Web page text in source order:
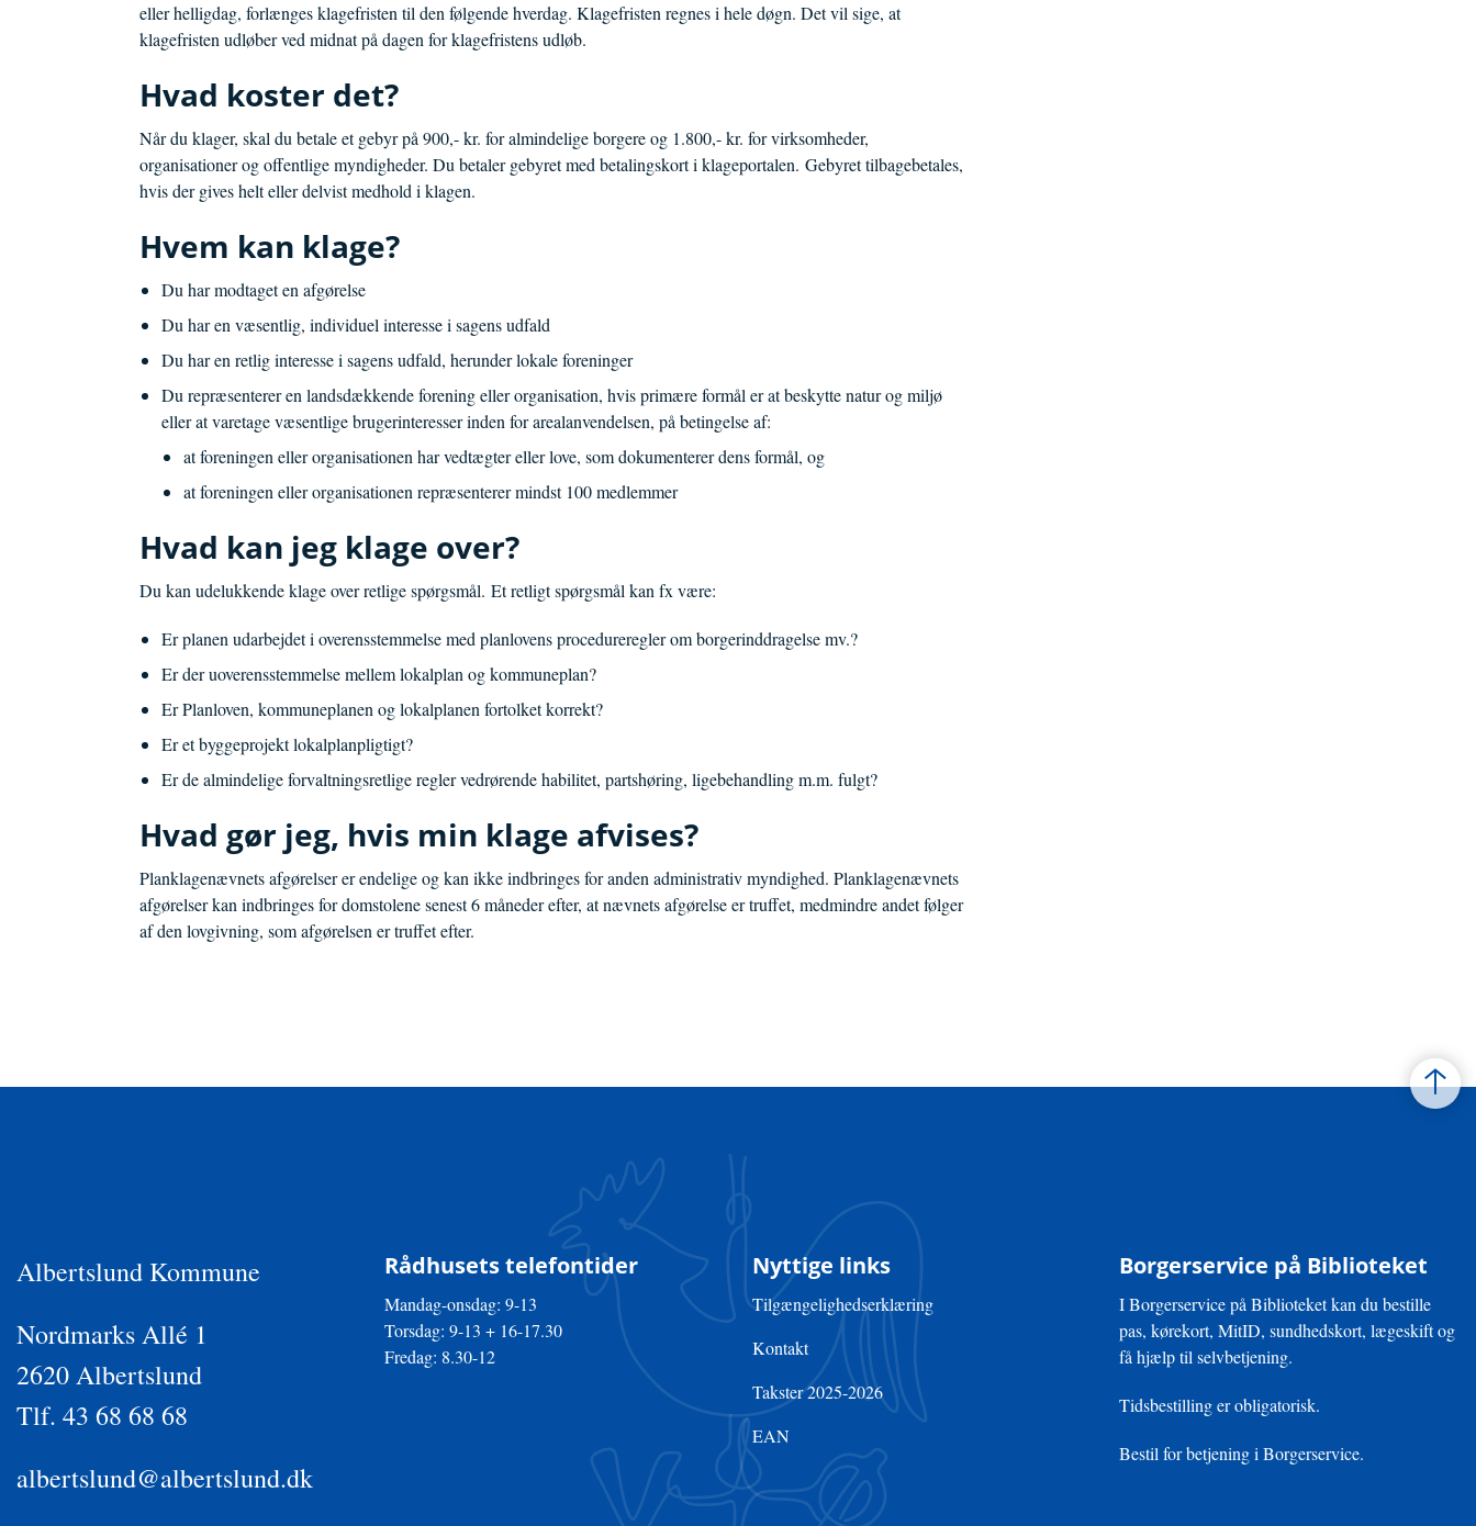
eller helligdag, forlænges klagefristen til den følgende hverdag. Klagefristen regnes i hele døgn. Det vil sige, at
klagefristen udløber ved midnat på dagen for klagefristens udløb.
Hvad koster det?
Når du klager, skal du betale et gebyr på 900,- kr. for almindelige borgere og 1.800,- kr. for virksomheder,
organisationer og offentlige myndigheder. Du betaler gebyret med betalingskort i klageportalen. Gebyret tilbagebetales,
hvis der gives helt eller delvist medhold i klagen.
Hvem kan klage?
Du har modtaget en afgørelse
Du har en væsentlig, individuel interesse i sagens udfald
Du har en retlig interesse i sagens udfald, herunder lokale foreninger
Du repræsenterer en landsdækkende forening eller organisation, hvis primære formål er at beskytte natur og miljø
eller at varetage væsentlige brugerinteresser inden for arealanvendelsen, på betingelse af:
at foreningen eller organisationen har vedtægter eller love, som dokumenterer dens formål, og
at foreningen eller organisationen repræsenterer mindst 100 medlemmer
Hvad kan jeg klage over?
Du kan udelukkende klage over retlige spørgsmål. Et retligt spørgsmål kan fx være:
Er planen udarbejdet i overensstemmelse med planlovens procedureregler om borgerinddragelse mv.?
Er der uoverensstemmelse mellem lokalplan og kommuneplan?
Er Planloven, kommuneplanen og lokalplanen fortolket korrekt?
Er et byggeprojekt lokalplanpligtigt?
Er de almindelige forvaltningsretlige regler vedrørende habilitet, partshøring, ligebehandling m.m. fulgt?
Hvad gør jeg, hvis min klage afvises?
Planklagenævnets afgørelser er endelige og kan ikke indbringes for anden administrativ myndighed. Planklagenævnets
afgørelser kan indbringes for domstolene senest 6 måneder efter, at nævnets afgørelse er truffet, medmindre andet følger
af den lovgivning, som afgørelsen er truffet efter.
Albertslund Kommune
Nordmarks Allé 1
2620 Albertslund
Tlf. 43 68 68 68
albertslund@albertslund.dk
Rådhusets telefontider
Mandag-onsdag: 9-13
Torsdag: 9-13 + 16-17.30
Fredag: 8.30-12
Nyttige links
Tilgængelighedserklæring
Kontakt
Takster 2025-2026
EAN
Borgerservice på Biblioteket
I Borgerservice på Biblioteket kan du bestille
pas, kørekort, MitID, sundhedskort, lægeskift og
få hjælp til selvbetjening.
Tidsbestilling er obligatorisk.
Bestil for betjening i Borgerservice.